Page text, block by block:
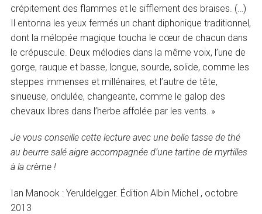
crépitement des flammes et le sifflement des braises. (…)
Il entonna les yeux fermés un chant diphonique traditionnel,
dont la mélopée magique toucha le cœur de chacun dans
le crépuscule. Deux mélodies dans la même voix, l’une de
gorge, rauque et basse, longue, sourde, solide, comme les
steppes immenses et millénaires, et l’autre de tête,
sinueuse, ondulée, changeante, comme le galop des
chevaux libres dans l’herbe affolée par les vents. »
Je vous conseille cette lecture avec une belle tasse de thé
au beurre salé aigre accompagnée d’une tartine de myrtilles
à la crème !
Ian Manook : Yeruldelgger. Édition Albin Michel , octobre
2013